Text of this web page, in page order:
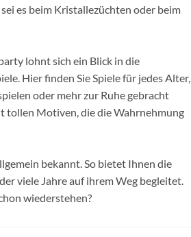
es beim Kristallezüchten oder beim
lohnt sich ein Blick in die
Hier finden Sie Spiele für jedes Alter,
oder mehr zur Ruhe gebracht
tollen Motiven, die die Wahrnehmung
bekannt. So bietet Ihnen die
viele Jahre auf ihrem Weg begleitet.
wiederstehen?